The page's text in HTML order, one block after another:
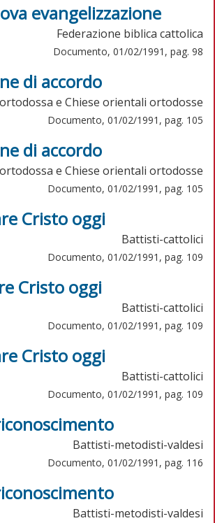
evangelizzazione
Federazione biblica cattolica
Documento, 01/02/1991, pag. 98
di accordo
e Chiese orientali ortodosse
Documento, 01/02/1991, pag. 105
di accordo
e Chiese orientali ortodosse
Documento, 01/02/1991, pag. 105
Cristo oggi
Battisti-cattolici
Documento, 01/02/1991, pag. 109
Cristo oggi
Battisti-cattolici
Documento, 01/02/1991, pag. 109
Cristo oggi
Battisti-cattolici
Documento, 01/02/1991, pag. 109
Battisti-metodisti-valdesi
Documento, 01/02/1991, pag. 116
Battisti-metodisti-valdesi